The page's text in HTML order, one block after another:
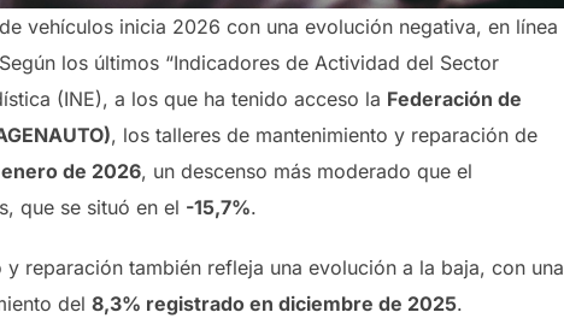
vehículos inicia 2026 con una evolución negativa, en línea
los últimos “Indicadores de Actividad del Sector
(INE), a los que ha tenido acceso la Federación de
, los talleres de mantenimiento y reparación de
de 2026, un descenso más moderado que el
que se situó en el -15,7%.
reparación también refleja una evolución a la baja, con una
del 8,3% registrado en diciembre de 2025.